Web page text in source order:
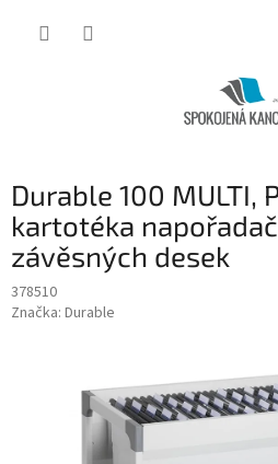
Durable 100 MULTI,
kartotéka
závěsných desek
378510
Značka: Durable